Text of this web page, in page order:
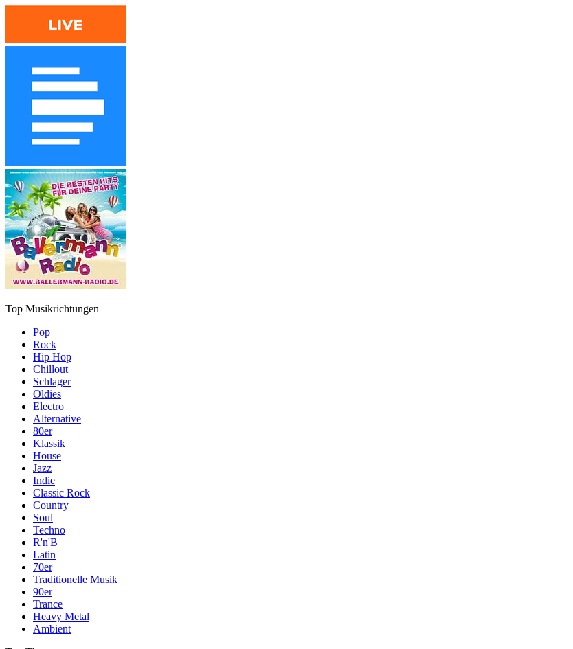
Top Musikrichtungen
Pop
Rock
Hip Hop
Chillout
Schlager
Oldies
Electro
Alternative
80er
Klassik
House
Jazz
Indie
Classic Rock
Country
Soul
Techno
R'n'B
Latin
70er
Traditionelle Musik
90er
Trance
Heavy Metal
Ambient